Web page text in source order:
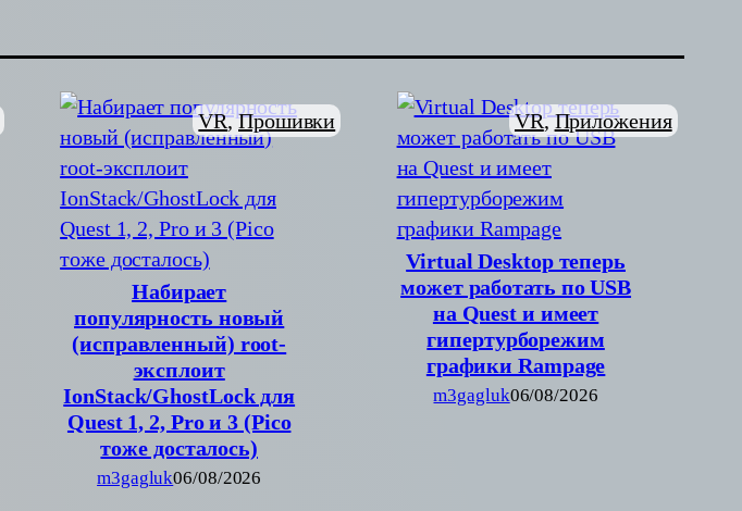
Набирает
популярность новый
(исправленный) root-
эксплоит
IonStack/GhostLock для
Quest 1, 2, Pro и 3 (Pico
тоже досталось)
VR, Прошивки
m3gagluk06/08/2026
Virtual Desktop теперь
может работать по USB
на Quest и имеет
гипертурборежим
графики Rampage
VR, Приложения
m3gagluk06/08/2026